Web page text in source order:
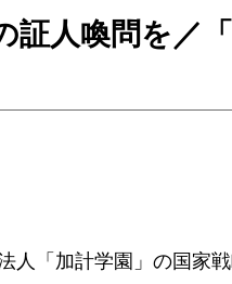
証人喚問を／
人「加計学園」の国家